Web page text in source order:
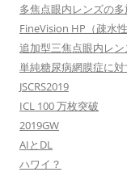
多焦点眼内レンズの
FineVision HP（疎水
追加型三焦点眼内レ
単純糖尿病網膜症に
JSCRS2019
ICL 100 万枚突破
2019GW
AIとDL
ハワイ？